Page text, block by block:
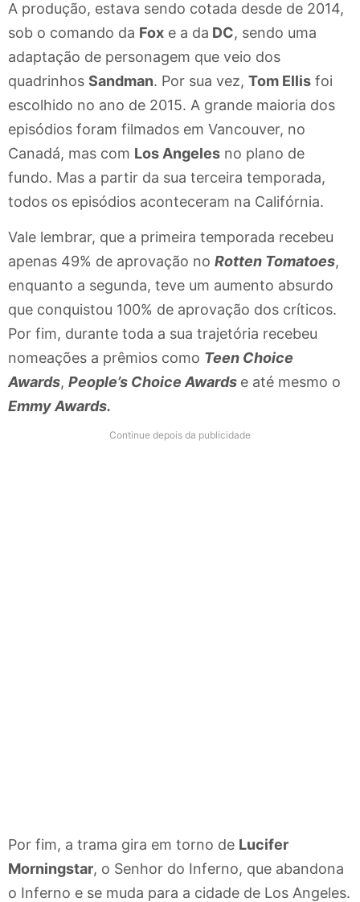
A produção, estava sendo cotada desde de 2014,
sob o comando da Fox e a da DC, sendo uma
adaptação de personagem que veio dos
quadrinhos Sandman. Por sua vez, Tom Ellis foi
escolhido no ano de 2015. A grande maioria dos
episódios foram filmados em Vancouver, no
Canadá, mas com Los Angeles no plano de
fundo. Mas a partir da sua terceira temporada,
todos os episódios aconteceram na Califórnia.
Vale lembrar, que a primeira temporada recebeu
apenas 49% de aprovação no Rotten Tomatoes,
enquanto a segunda, teve um aumento absurdo
que conquistou 100% de aprovação dos críticos.
Por fim, durante toda a sua trajetória recebeu
nomeações a prêmios como Teen Choice
Awards, People’s Choice Awards e até mesmo o
Emmy Awards.
Continue depois da publicidade
Por fim, a trama gira em torno de Lucifer
Morningstar, o Senhor do Inferno, que abandona
o Inferno e se muda para a cidade de Los Angeles.